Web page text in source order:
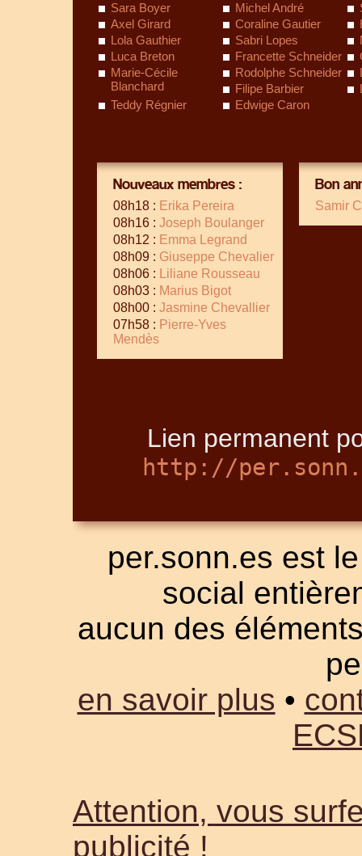
Sara Boyer
Michel André
Axel Girard
Coraline Gautier
Lola Gauthier
Sabri Lopes
Luca Breton
Francette Schneider
Marie-Cécile
Blanchard
Rodolphe Schneider
Filipe Barbier
Teddy Régnier
Edwige Caron
Nouveaux membres :
08h18 : Erika Pereira
08h16 : Joseph Boulanger
08h12 : Emma Legrand
08h09 : Giuseppe Chevalier
08h06 :
Liliane Rousseau
08h03 : Marius Bigot
08h00 : Jasmine Chevallier
07h58 : Pierre-Yves
Mendès
Bon
Samir
Lien permanent
http://
per.sonn.es est
social
aucun des
en savoir plus •
Attention, vous
publicité !